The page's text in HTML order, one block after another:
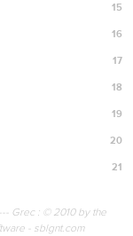
15
16
17
18
19
20
21
Grec : © 2010 by the
- sblgnt.com